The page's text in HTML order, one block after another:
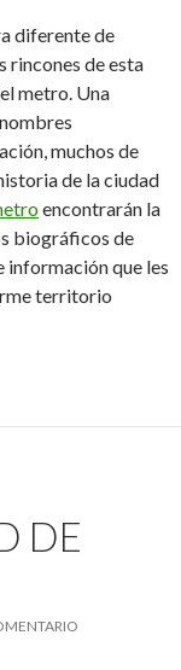
diferente de
rincones de esta
metro. Una
muchos de
de la ciudad
encontrarán la
biográficos de
información que les
territorio
DE